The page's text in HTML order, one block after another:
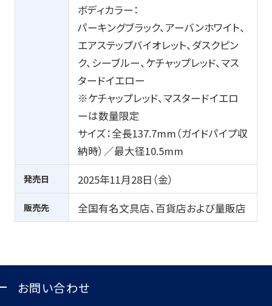
ボディカラー：
パーキングブラック、アーバンホワイト、
エアステップバイオレット、ダスクピン
ク、シーブルー、ケチャップレッド、マス
タードイエロー
※ケチャップレッド、マスタードイエロ
ーは数量限定
サイズ：全長137.7mm（ガイドパイプ収
納時）／最大径10.5mm
発売日 2025年11月28日（金）
販売先 全国有名文具店、百貨店および量販店
お問い合わせ